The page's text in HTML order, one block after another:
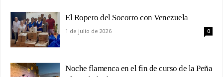
El Ropero del Socorro con Venezuela
1 de julio de 2026 0
Noche flamenca en el fin de curso de la Peña